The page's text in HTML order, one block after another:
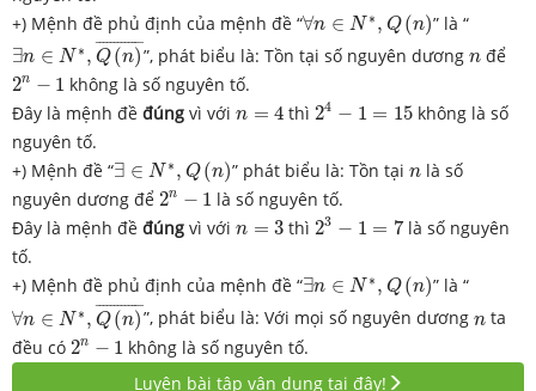
+) Mệnh đề phủ định của mệnh đề “∀n ∈ N ∗ , Q (n)
∀n ∈ N∗ Q(n) ” là “
∃n ∈ N ∗ , ¯¯¯¯¯¯¯¯¯¯¯¯¯
Q (n)
∃ n∈N∗,Q(n)¯
”, phát biểu là: Tồn tại số nguyên dươngn
n để
2n − 1
2n 1 không là số nguyên tố.
Đây là mệnh đề đúng vì với n = 4
n thì24 − 1 = 15
24 1= 15
không là số
nguyên tố.
+) Mệnh đề “∃ ∈ N ∗ , Q (n)
∃ ∈ N∗ Q(n) ” phát biểu là: Tồn tạin
n là số
nguyên dương để 2n − 1
2n −1 là số nguyên tố.
Đây là mệnh đề đúng vì với n = 3
n =3 thì23 − 1 = 7
23 1=
là số nguyên
tố.
+) Mệnh đề phủ định của mệnh đề “∃n ∈ N ∗ , Q (n)
∃n ∈ N∗ Q(n) ” là “
∀n ∈ N ∗ , ¯¯¯¯¯¯¯¯¯¯¯¯¯
Q (n)
∀ n∈N∗,Q(n)¯
”, phát biểu là: Với mọi số nguyên dươngn
n ta
đều có 2n − 1
2n −1 không là số nguyên tố.
Luyện bài tập vận dụng tại đây!